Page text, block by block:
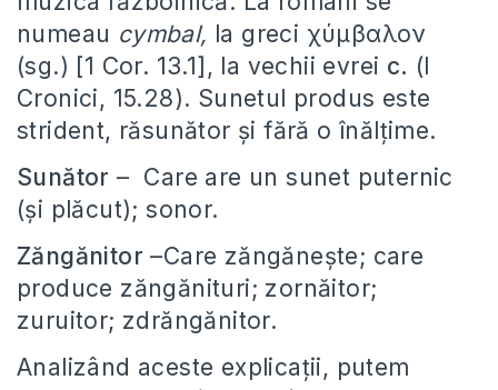
numeau cymbal, la greci χύμβαλον
(sg.) [1 Cor. 13.1], la vechii evrei c. (I
Cronici, 15.28). Sunetul produs este
strident, răsunător și fără o înălțime.
Sunător– Care are un sunet puternic
(și plăcut); sonor.
Zăngănitor –Care zăngănește; care
produce zăngănituri; zornăitor;
zuruitor; zdrăngănitor.
Analizând aceste explicații, putem